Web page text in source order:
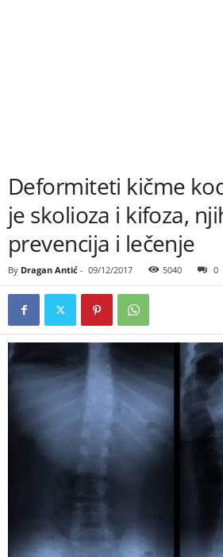
Deformiteti kičme
je skolioza i kifoza,
prevencija i lečenje
By Dragan Antić - 09/12/2017 5040 0